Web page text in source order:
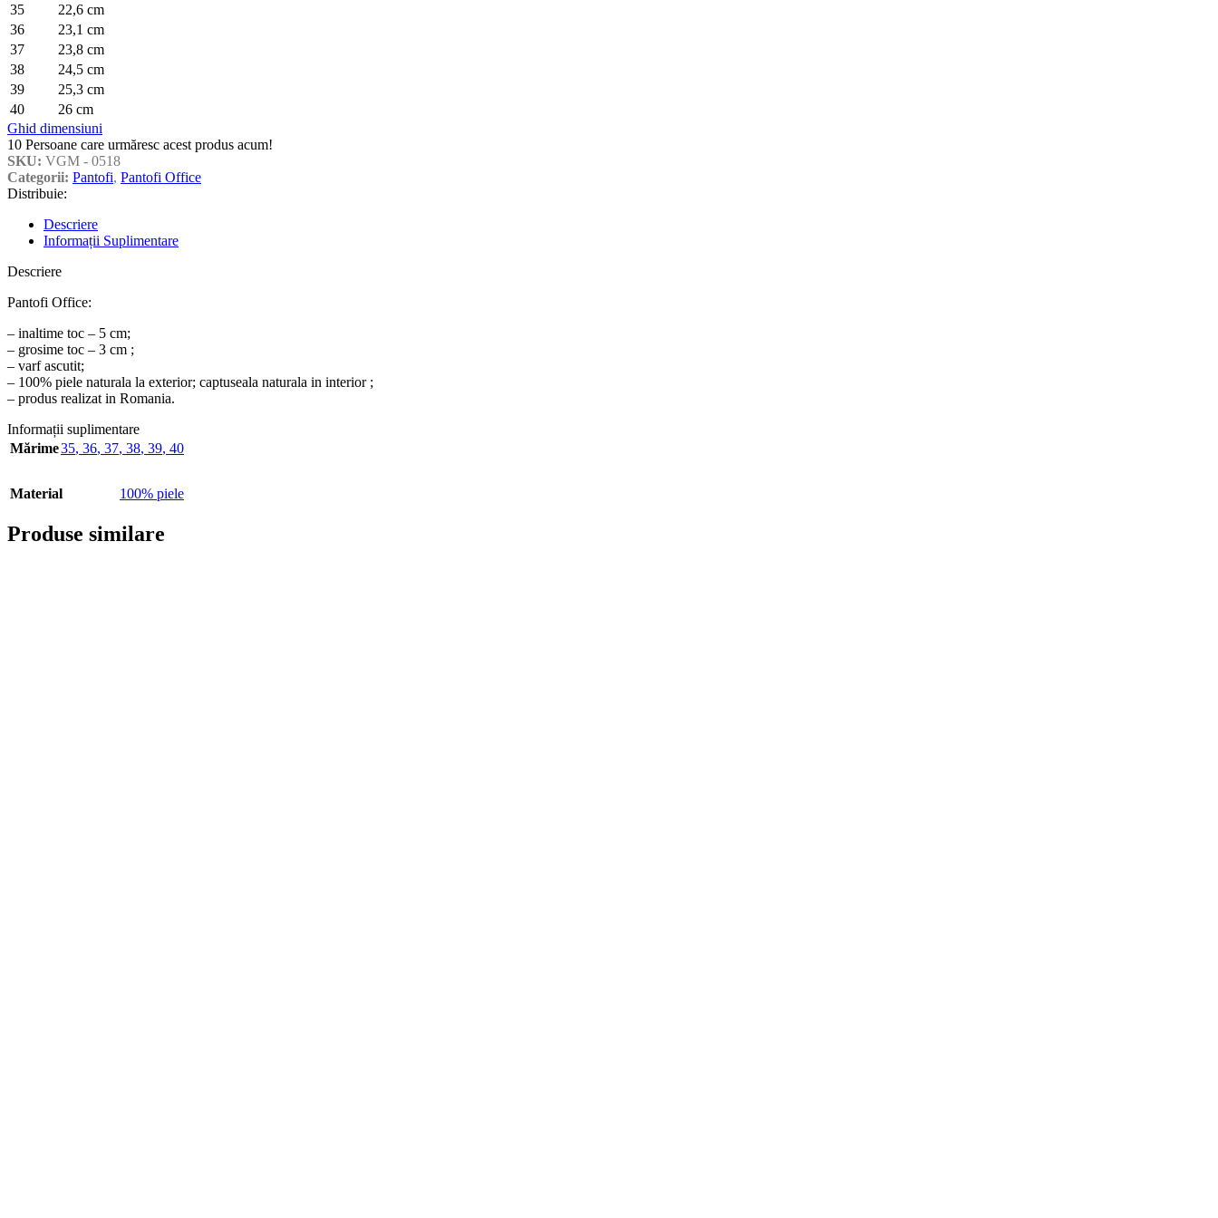
35
22,6 cm
36
23,1 cm
37
23,8 cm
38
24,5 cm
39
25,3 cm
40
26 cm
Ghid dimensiuni
10 Persoane care urmăresc acest produs acum!
SKU: VGM - 0518
Categorii: Pantofi, Pantofi Office
Distribuie:
Descriere
Informații Suplimentare
Descriere
Pantofi Office:
– inaltime toc – 5 cm;
– grosime toc – 3 cm ;
– varf ascutit;
– 100% piele naturala la exterior; captuseala naturala in interior ;
– produs realizat in Romania.
Informații suplimentare
Mărime35, 36, 37, 38, 39, 40
Material 100% piele
Produse similare